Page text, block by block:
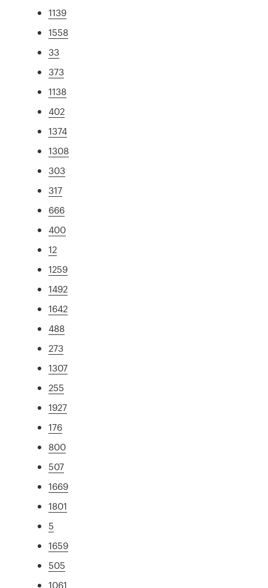
1139
1558
33
373
1138
402
1374
1308
303
317
666
400
12
1259
1492
1642
488
273
1307
255
1927
176
800
507
1669
1801
5
1659
505
1061